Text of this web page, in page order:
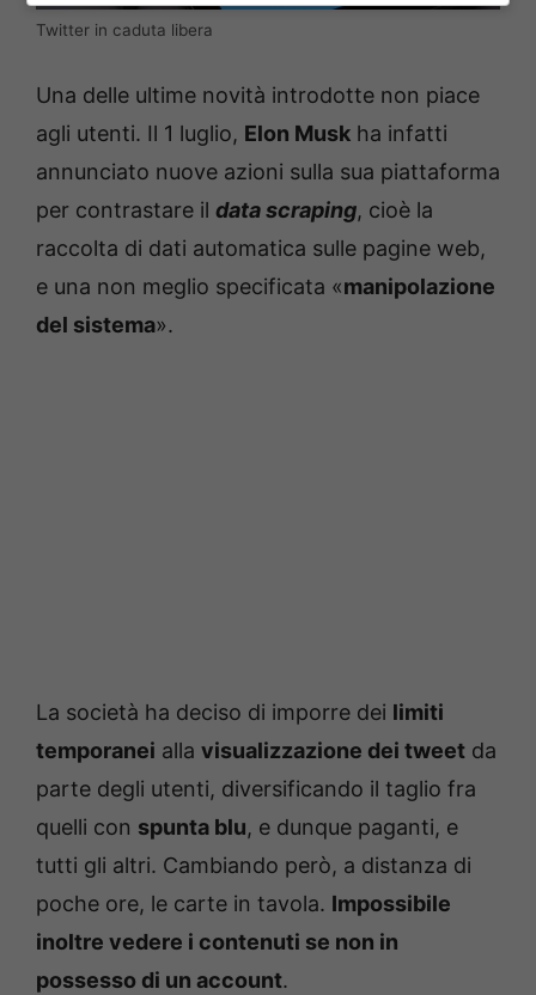
Twitter in caduta libera
Una delle ultime novità introdotte non piace
agli utenti. Il 1 luglio, Elon Musk ha infatti
annunciato nuove azioni sulla sua piattaforma
per contrastare il data scraping, cioè la
raccolta di dati automatica sulle pagine web,
e una non meglio specificata «manipolazione
del sistema».
La società ha deciso di imporre dei limiti
temporanei alla visualizzazione dei tweet da
parte degli utenti, diversificando il taglio fra
quelli con spunta blu, e dunque paganti, e
tutti gli altri. Cambiando però, a distanza di
poche ore, le carte in tavola. Impossibile
inoltre vedere i contenuti se non in
possesso di un account.